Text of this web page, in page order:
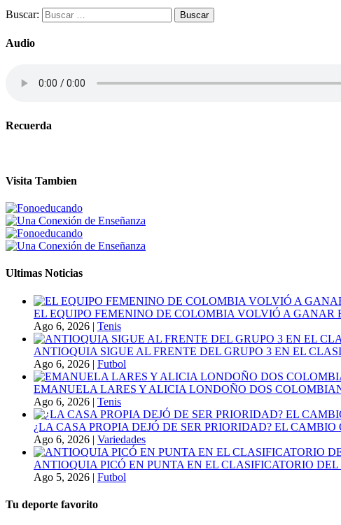
Buscar:
Audio
Recuerda
Visita Tambien
Ultimas Noticias
EL EQUIPO FEMENINO DE COLOMBIA VOLVIÓ A GANAR
Ago 6, 2026 | Tenis
ANTIOQUIA SIGUE AL FRENTE DEL GRUPO 3 EN EL
Ago 6, 2026 | Futbol
EMANUELA LARES Y ALICIA LONDOÑO DOS
Ago 6, 2026 | Tenis
¿LA CASA PROPIA DEJÓ DE SER PRIORIDAD? EL
Ago 6, 2026 | Variedades
ANTIOQUIA PICÓ EN PUNTA EN EL CLASIFICATORIO
Ago 5, 2026 | Futbol
Tu deporte favorito